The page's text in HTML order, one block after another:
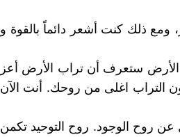
ذلك كنت أشعر دائماً بالقوة و
الأرض ستعرف أن تراب الأرض أعز
التراب اغلى من روحك. أنت الآن
عن روح الوجود. روح التوحيد تكمن